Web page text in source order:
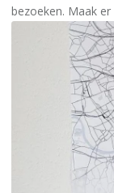
bezoeken. Maak